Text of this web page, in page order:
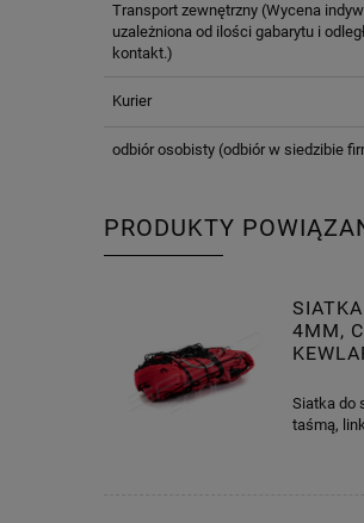
Transport zewnętrzny(Wycena
uzależniona od ilości gabarytu i
kontakt.)
Kurier
odbiór osobisty(odbiór w siedzibie
PRODUKTY
4MM,
Siatka do
taśmą,